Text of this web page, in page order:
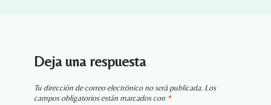
Deja una respuesta
Tu dirección de correo electrónico no será publicada. Los
campos obligatorios están marcados con *